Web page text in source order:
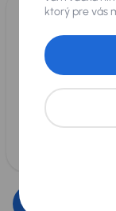
ktorý pre vás